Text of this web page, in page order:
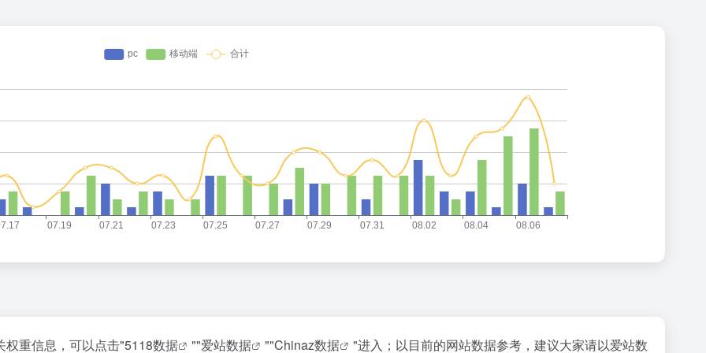
权重信息，可以点击"5118数据 ""爱站数据 ""Chinaz数据 "进入；以目前的网站数据参考，建议大家请以爱站数